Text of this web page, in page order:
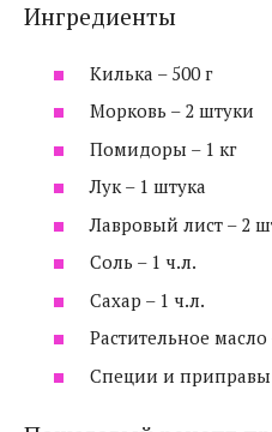
Ингредиенты
Килька – 500 г
Морковь – 2 штуки
Помидоры – 1 кг
Лук – 1 штука
Лавровый лист – 2
Соль – 1 ч.л.
Сахар – 1 ч.л.
Растительное масло
Специи и приправы